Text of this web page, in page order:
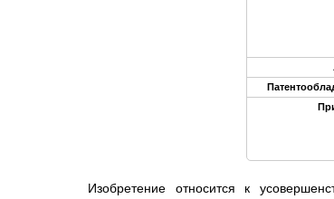
Изобретение относится к